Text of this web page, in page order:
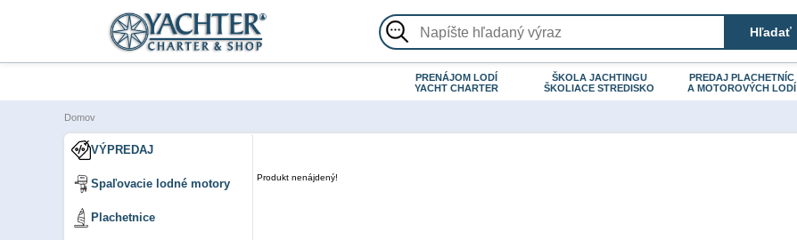
PRENÁJOM LODÍ
YACHT CHARTER
ŠKOLA JACHTINGU
ŠKOLIACE STREDISKO
PREDAJ PLACHETNÍC
A MOTOROVÝCH LODÍ
Domov
VÝPREDAJ
Spaľovacie lodné motory
Plachetnice
Produkt nenájdený!